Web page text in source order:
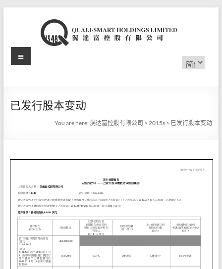
滉
富
有
公
司
选
择
Menu
已发行股本变动
You are here:滉达富控股有限公司 >2015s > 已发行股本变动